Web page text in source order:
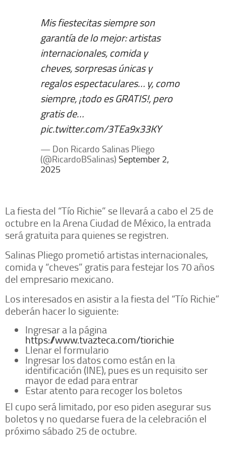
Mis fiestecitas siempre son
garantía de lo mejor: artistas
internacionales, comida y
cheves, sorpresas únicas y
regalos espectaculares… y, como
siempre, ¡todo es GRATIS!, pero
gratis de…
pic.twitter.com/3TEa9x33KY
— Don Ricardo Salinas Pliego
(@RicardoBSalinas) September 2,
2025
La fiesta del “Tío Richie” se llevará a cabo el 25 de
octubre en la Arena Ciudad de México, la entrada
será gratuita para quienes se registren.
Salinas Pliego prometió artistas internacionales,
comida y “cheves” gratis para festejar los 70 años
del empresario mexicano.
Los interesados en asistir a la fiesta del “Tío Richie”
deberán hacer lo siguiente:
Ingresar a la página
https://www.tvazteca.com/tiorichie
Llenar el formulario
Ingresar los datos como están en la
identificación (INE), pues es un requisito ser
mayor de edad para entrar
Estar atento para recoger los boletos
El cupo será limitado, por eso piden asegurar sus
boletos y no quedarse fuera de la celebración el
próximo sábado 25 de octubre.